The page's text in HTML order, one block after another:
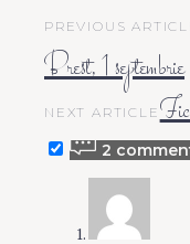
PREVIOUS
Brest, 1 septembrie
NEXT ARTICLE
2